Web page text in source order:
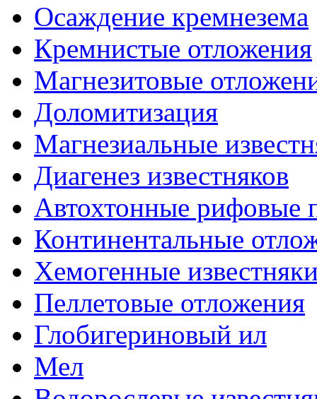
Осаждение кремнезема
Кремнистые отложения
Магнезитовые
Доломитизация
Магнезиальные
Диагенез известняков
Автохтонные рифовые
Континентальные
Хемогенные
Пеллетовые отложения
Глобигериновый ил
Мел